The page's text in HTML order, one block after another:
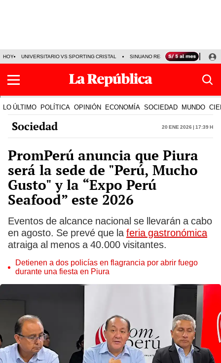
HOY UNIVERSITARIO VS SPORTING CRISTAL SINUANO RESULTADOS HOY
LO ÚLTIMO POLÍTICA OPINIÓN ECONOMÍA SOCIEDAD MUNDO
Sociedad 20 Ene 2026 | 17:39 h
PromPerú anuncia que Piura
será la sede de "Perú, Mucho
Gusto" y la “Expo Perú
Seafood” este 2026
Eventos de alcance nacional se llevarán a cabo
en agosto. Se prevé que la feria gastronómica
atraiga al menos a 40.000 visitantes.
Detienen a dos policías en flagrancia por abrir fuego
durante una fiesta en Piura